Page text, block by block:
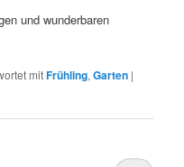
und wunderbaren
mitFrühling,Garten |